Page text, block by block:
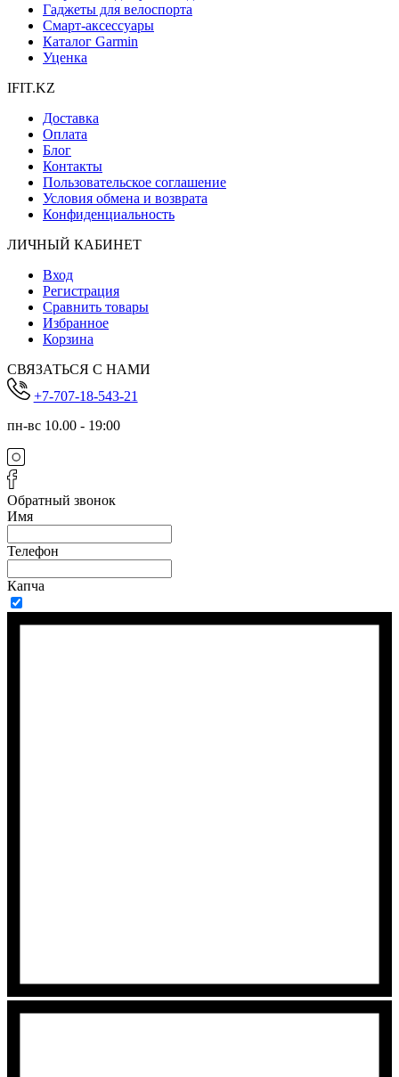
Гаджеты для велоспорта
Смарт-аксессуары
Каталог Garmin
Уценка
IFIT.KZ
Доставка
Оплата
Блог
Контакты
Пользовательское соглашение
Условия обмена и возврата
Конфиденциальность
ЛИЧНЫЙ КАБИНЕТ
Вход
Регистрация
Сравнить товары
Избранное
Корзина
СВЯЗАТЬСЯ С НАМИ
+7-707-18-543-21
пн-вс 10.00 - 19:00
Обратный звонок
Имя
Телефон
Капча